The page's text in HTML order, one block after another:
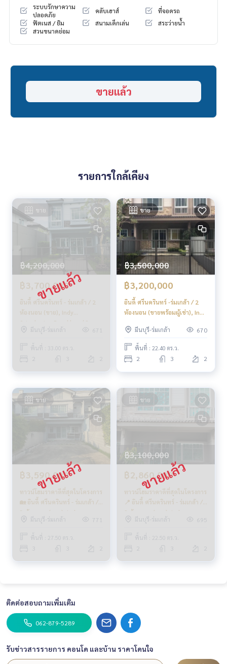
“HOME - Real Estate Services”
Facebook | IG | TikTok | YouTube
ระบบรักษาความ
ปลอดภัย
คลับเฮาส์
ที่จอดรถ
ฟิตเนส / ยิม
สนามเด็กเล่น
สระว่ายน้ำ
สวนขนาดย่อม
ขายแล้ว
รายการใกล้เคียง
ขาย
฿4,200,000
฿3,700,000
อินดี้ ศรีนครินทร์ - ร่มเกล้า / 2
ห้องนอน (ขาย), Indy
Srinakarin - Romklao / 2
Bedrooms (FOR SALE) AA363
มีนบุรี-ร่มเกล้า 671
พื้นที่ : 33.00 ตร.ว.
ขาย
฿3,500,000
฿3,200,000
อินดี้ ศรีนครินทร์ -ร่มเกล้า / 2
ห้องนอน (ขายพร้อมผู้เช่า), Indy
Bedrooms (SALE WITH
TENANT) AA272
มีนบุรี-ร่มเกล้า 670
พื้นที่ : 22.40 ตร.ว.
2 3 2
ขาย
฿3,590,000
ทาวน์โฮมราคาดีที่สุดในโครงการ
🏡 อินดี้ ศรีนครินทร์ - ร่มเกล้า /
3 ห้องนอน (ขาย), Indy
Srinakarin - Romklao / 3
Bedrooms (SALE) AA271
มีนบุรี-ร่มเกล้า 771
พื้นที่ : 27.50 ตร.ว.
ขาย
฿3,100,000
฿2,860,000
ทาวน์โฮมราคาดีที่สุดในโครงการ
📍 อินดี้ ศรีนครินทร์ - ร่มเกล้า /
2 ห้องนอน (ขาย), Indy
Srinakarin - Romklao / 2
Bedrooms (FOR SALE) AA364
มีนบุรี-ร่มเกล้า 695
พื้นที่ : 22.50 ตร.ว.
ติดต่อสอบถามเพิ่มเติม
062-879-5289
รับข่าวสารรายการ คอนโด และบ้าน ราคาโดนใจ